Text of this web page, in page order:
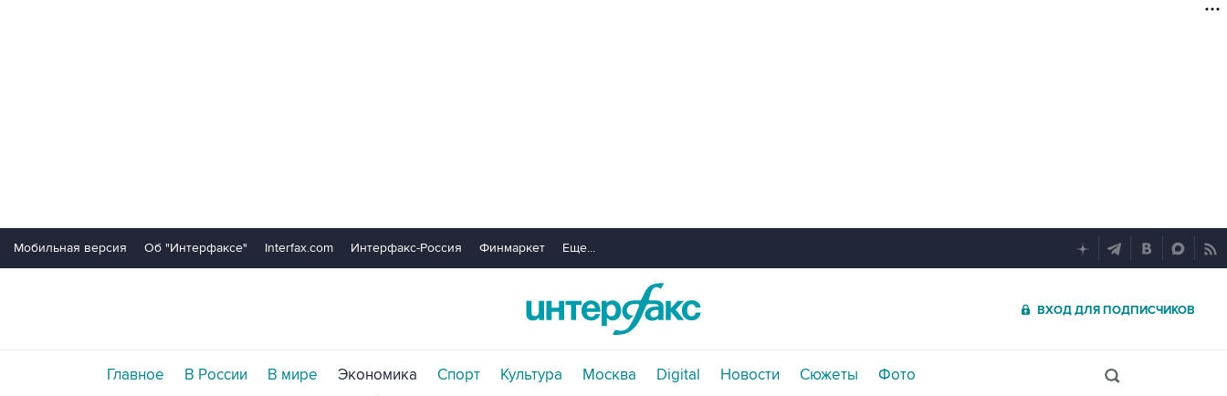
Мобильная версия Об "Интерфаксе" Interfax.com Интерфакс-Россия Финмаркет Еще...
ВХОД ДЛЯ ПОДПИСЧИКОВ
Главное В России В мире Экономика Спорт Культура Москва Digital Новости Сюжеты Фото